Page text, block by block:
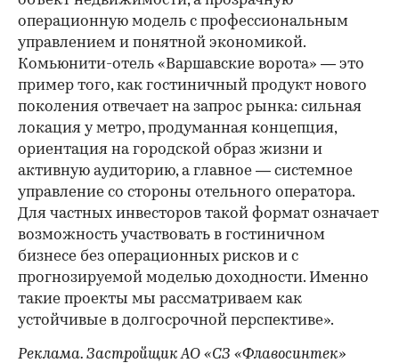
операционную модель с профессиональным
управлением и понятной экономикой.
Комьюнити-отель «Варшавские ворота» — это
пример того, как гостиничный продукт нового
поколения отвечает на запрос рынка: сильная
локация у метро, продуманная концепция,
ориентация на городской образ жизни и
активную аудиторию, а главное — системное
управление со стороны отельного оператора.
Для частных инвесторов такой формат означает
возможность участвовать в гостиничном
бизнесе без операционных рисков и с
прогнозируемой моделью доходности. Именно
такие проекты мы рассматриваем как
устойчивые в долгосрочной перспективе».
Реклама. Застройщик АО «СЗ «Флавосинтек»